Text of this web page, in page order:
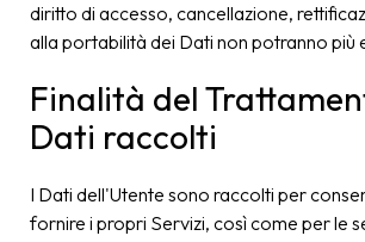
diritto di accesso, cancellazione,
alla portabilità dei Dati non potranno più
Finalità del
Dati raccolti
I Dati dell'Utente sono raccolti per
fornire i propri Servizi, così come per le